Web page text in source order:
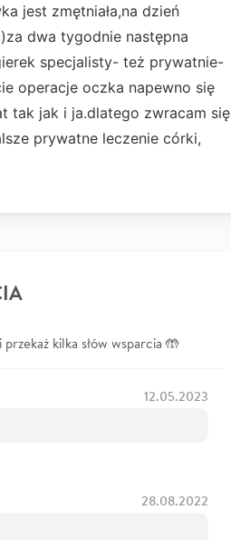
jest zmętniała,na dzień
dwa tygodnie następna
specjalisty- też prywatnie-
operacje oczka napewno się
tak jak i ja.dlatego zwracam się
prywatne leczenie córki,
kilka słów wsparcia 🤲
12.05.2023
28.08.2022